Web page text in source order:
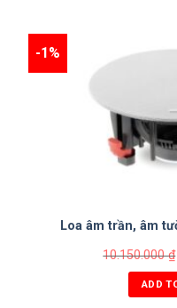
-1%
Loa âm trần, âm
10.150.000₫
ADD